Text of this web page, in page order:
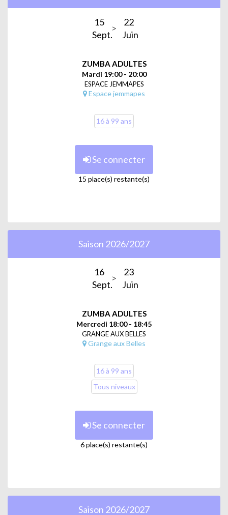
►CENTRE GRANGE AUX BELLES - 6 rue Boy-Zelenski,
La Zumba est une méthode de fitness originaire de Colombie
et accessible à toutes et tous : elle allie exercices physiques,
reggaeton…) et musiques latines ; l'objectif étant de brûler
des calories, de garder la forme, de se dépenser.
15
Sept.
22
Juin
ZUMBA ADULTES
Mardi 19:00 - 20:00
ESPACE JEMMAPES
Espace jemmapes
16 à 99 ans
Se connecter
15 place(s) restante(s)
Saison 2026/2027
16
Sept.
23
Juin
ZUMBA ADULTES
Mercredi 18:00 - 18:45
GRANGE AUX BELLES
Grange aux Belles
16 à 99 ans
Tous niveaux
Se connecter
6 place(s) restante(s)
Saison 2026/2027